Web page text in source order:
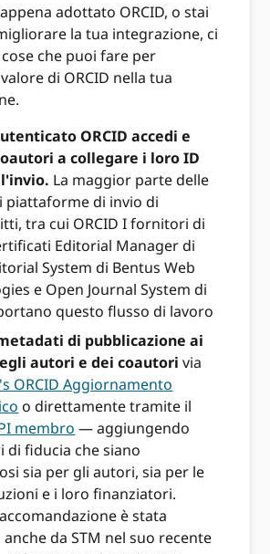
adottato ORCID, o stai
la tua integrazione, ci
che puoi fare per
di ORCID nella tua
ORCID accedi e
a collegare i loro ID
La maggior parte delle
piattaforme di invio di
tra cui ORCID I fornitori di
Editorial Manager di
System di Bentus Web
e Open Journal System di
questo flusso di lavoro
di pubblicazione ai
autori e dei coautori via
ORCID Aggiornamento
o direttamente tramite il
membro — aggiungendo
di fiducia che siano
sia per gli autori, sia per le
e i loro finanziatori.
è stata
anche da STM nel suo recente